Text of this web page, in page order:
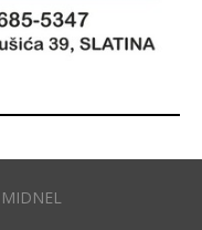
MIDNEL